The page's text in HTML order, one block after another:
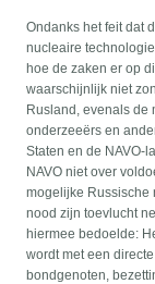
Ondanks het feit dat
nucleaire
hoe de zaken er op
waarschijnlijk niet
Rusland, evenals de
onderzeeërs en
Staten en de NAVO-
NAVO niet over
mogelijke Russische
nood zijn toevlucht
hiermee bedoelde:
wordt met een
bondgenoten,